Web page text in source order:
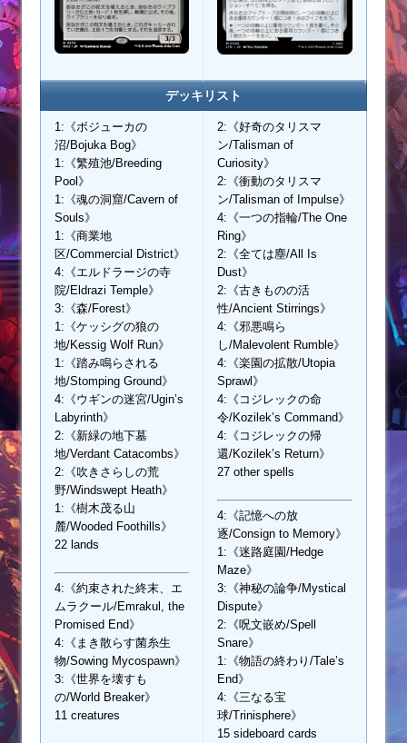
デッキリスト
1:《ボジューカの
沼/Bojuka Bog》
1:《繁殖池/Breeding
Pool》
1:《魂の洞窟/Cavern of
Souls》
1:《商業地
区/Commercial District》
4:《エルドラージの寺
院/Eldrazi Temple》
3:《森/Forest》
1:《ケッシグの狼の
地/Kessig Wolf Run》
1:《踏み鳴らされる
地/Stomping Ground》
4:《ウギンの迷宮/Ugin’s
Labyrinth》
2:《新緑の地下墓
地/Verdant Catacombs》
2:《吹きさらしの荒
野/Windswept Heath》
1:《樹木茂る山
麓/Wooded Foothills》
22 lands
4:《約束された終末、エ
ムラクール/Emrakul, the
Promised End》
4:《まき散らす菌糸生
物/Sowing Mycospawn》
3:《世界を壊すも
の/World Breaker》
11 creatures
2:《好奇のタリスマ
ン/Talisman of
Curiosity》
2:《衝動のタリスマ
ン/Talisman of Impulse》
4:《一つの指輪/The One
Ring》
2:《全ては塵/All Is
Dust》
2:《古きものの活
性/Ancient Stirrings》
4:《邪悪鳴ら
し/Malevolent Rumble》
4:《楽園の拡散/Utopia
Sprawl》
4:《コジレックの命
令/Kozilek’s Command》
4:《コジレックの帰
還/Kozilek’s Return》
27 other spells
4:《記憶への放
逐/Consign to Memory》
1:《迷路庭園/Hedge
Maze》
3:《神秘の論争/Mystical
Dispute》
2:《呪文嵌め/Spell
Snare》
1:《物語の終わり/Tale’s
End》
4:《三なる宝
球/Trinisphere》
15 sideboard cards